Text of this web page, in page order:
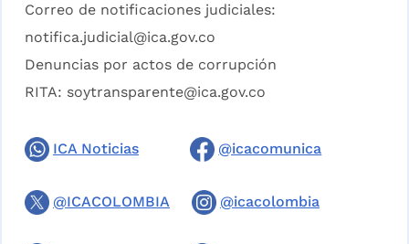
Correo de notificaciones judiciales:
notifica.judicial@ica.gov.co
Denuncias por actos de corrupción
RITA: soytransparente@ica.gov.co
ICA Noticias @icacomunica
@ICACOLOMBIA @icacolombia